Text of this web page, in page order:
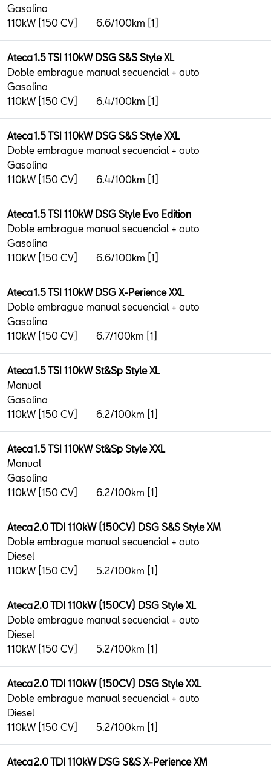
Gasolina
110kW [150 CV]
6.6/100km [1]
Ateca 1.5 TSI 110kW DSG S&S Style XL
Doble embrague manual secuencial + auto
Gasolina
110kW [150 CV]
6.4/100km [1]
Ateca 1.5 TSI 110kW DSG S&S Style XXL
Doble embrague manual secuencial + auto
Gasolina
110kW [150 CV]
6.4/100km [1]
Ateca 1.5 TSI 110kW DSG Style Evo Edition
Doble embrague manual secuencial + auto
Gasolina
110kW [150 CV]
6.6/100km [1]
Ateca 1.5 TSI 110kW DSG X-Perience XXL
Doble embrague manual secuencial + auto
Gasolina
110kW [150 CV]
6.7/100km [1]
Ateca 1.5 TSI 110kW St&Sp Style XL
Manual
Gasolina
110kW [150 CV]
6.2/100km [1]
Ateca 1.5 TSI 110kW St&Sp Style XXL
Manual
Gasolina
110kW [150 CV]
6.2/100km [1]
Ateca 2.0 TDI 110kW (150CV) DSG S&S Style XM
Doble embrague manual secuencial + auto
Diesel
110kW [150 CV]
5.2/100km [1]
Ateca 2.0 TDI 110kW (150CV) DSG Style XL
Doble embrague manual secuencial + auto
Diesel
110kW [150 CV]
5.2/100km [1]
Ateca 2.0 TDI 110kW (150CV) DSG Style XXL
Doble embrague manual secuencial + auto
Diesel
110kW [150 CV]
5.2/100km [1]
Ateca 2.0 TDI 110kW DSG S&S X-Perience XM